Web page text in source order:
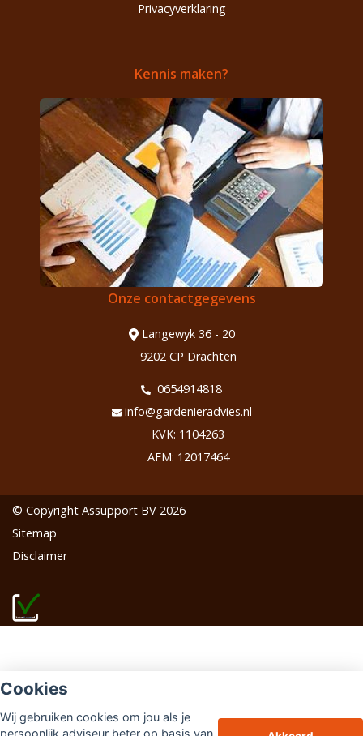
Cookies
Wij gebruiken cookies om jou als je
persoonlijk adviseur beter op basis van
Privacyverklaring
Kennis maken?
Onze contactgegevens
Langewyk 36 - 20
9202 CP Drachten
0654914818
info@gardenieradvies.nl
KVK: 1104263
AFM: 12017464
© Copyright Assupport BV 2026
Sitemap
Disclaimer